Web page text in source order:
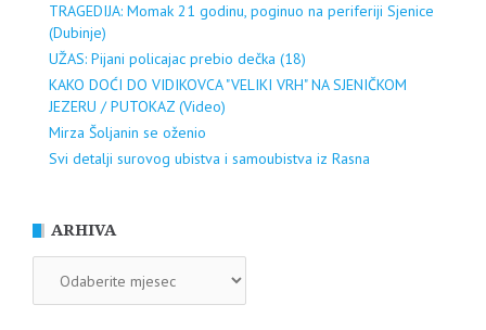
TRAGEDIJA: Momak 21 godinu, poginuo na periferiji Sjenice
(Dubinje)
UŽAS: Pijani policajac prebio dečka (18)
KAKO DOĆI DO VIDIKOVCA "VELIKI VRH" NA SJENIČKOM
JEZERU / PUTOKAZ (Video)
Mirza Šoljanin se oženio
Svi detalji surovog ubistva i samoubistva iz Rasna
ARHIVA